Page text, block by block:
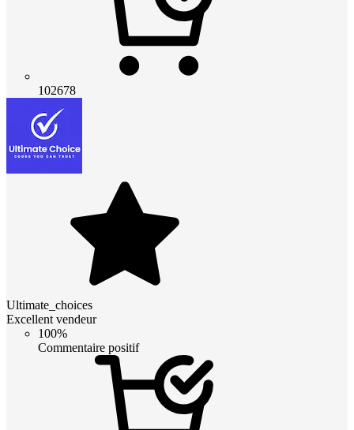
102678
Ultimate_choices
Excellent vendeur
100%
Commentaire positif